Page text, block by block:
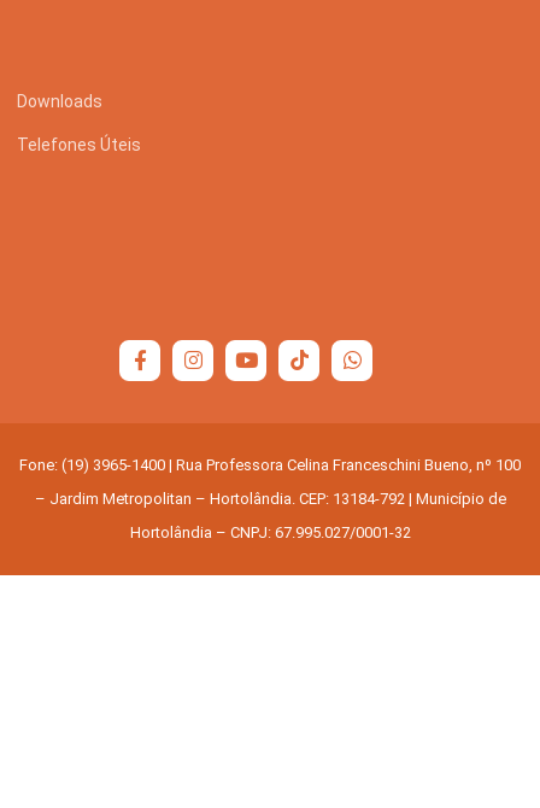
Downloads
Telefones Úteis
Fone: (19) 3965-1400 | Rua Professora Celina Franceschini Bueno, nº 100
– Jardim Metropolitan – Hortolândia. CEP: 13184-792 | Município de
Hortolândia – CNPJ: 67.995.027/0001-32